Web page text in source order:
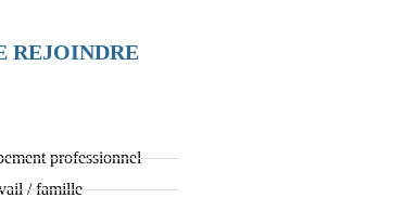
REJOINDRE
professionnel
/ famille